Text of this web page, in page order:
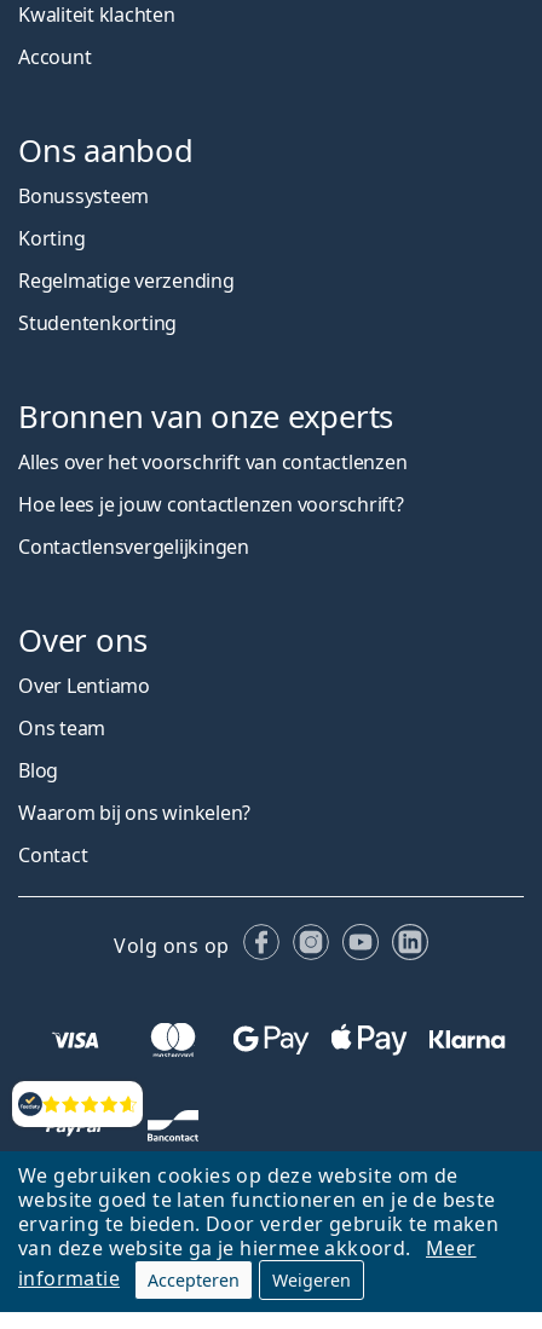
We gebruiken cookies op deze website om de
website goed te laten functioneren en je de beste
ervaring te bieden. Door verder gebruik te maken
van deze website ga je hiermee akkoord.
Meer
informatie
Accepteren Weigeren
Beoordelingen
Kwaliteit klachten
Account
Ons aanbod
Bonussysteem
Korting
Regelmatige verzending
Studentenkorting
Bronnen van onze experts
Alles over het voorschrift van contactlenzen
Hoe lees je jouw contactlenzen voorschrift?
Contactlensvergelijkingen
Over ons
Over Lentiamo
Ons team
Blog
Waarom bij ons winkelen?
Contact
Volg ons op FacebookInstagram
YouTubeLinkedIn
Terug naar de homepagina Ga omhoog